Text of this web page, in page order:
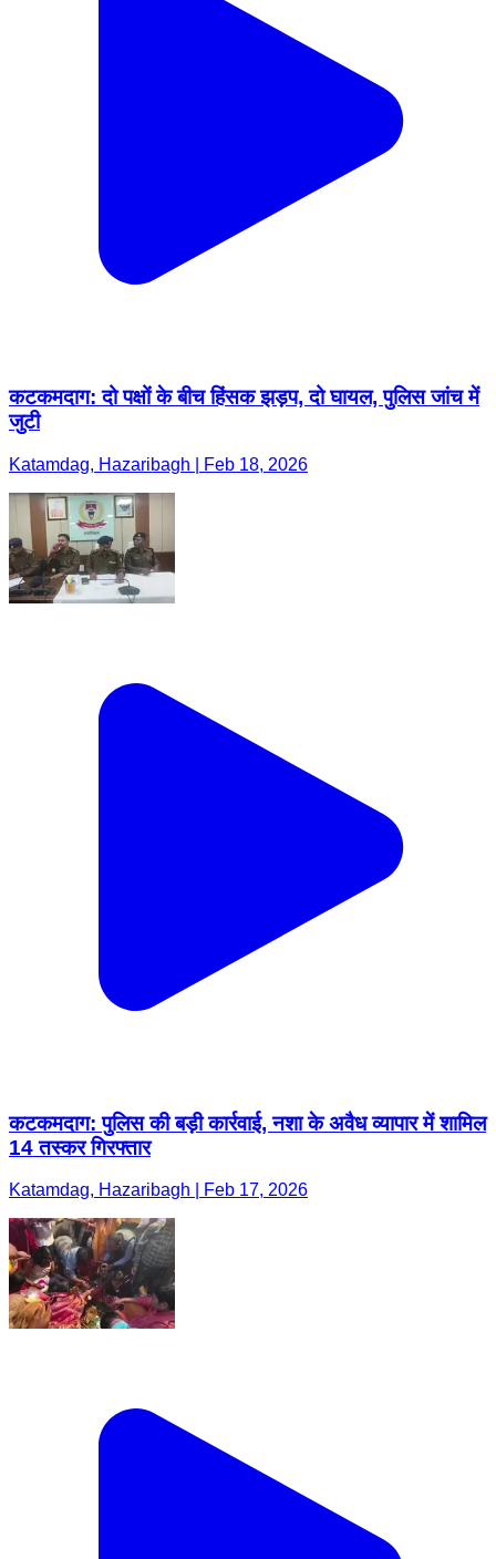
कटकमदाग: दो पक्षों के बीच हिंसक झड़प, दो घायल, पुलिस जांच में
जुटी
Katamdag, Hazaribagh | Feb 18, 2026
कटकमदाग: पुलिस की बड़ी कार्रवाई, नशा के अवैध व्यापार में शामिल
14 तस्कर गिरफ्तार
Katamdag, Hazaribagh | Feb 17, 2026